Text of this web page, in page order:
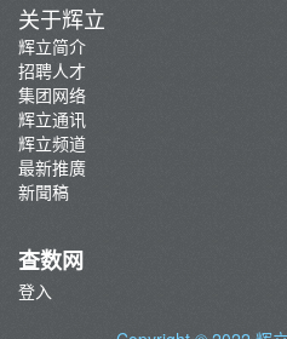
关于辉立
辉立简介
招聘人才
集团网络
辉立通讯
辉立频道
最新推廣
新聞稿
查数网
登入